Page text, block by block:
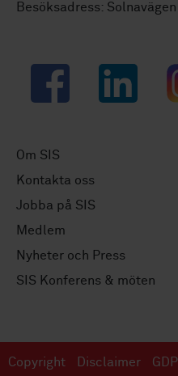
Besöksadress:
Facebook LinkedIn
Om SIS
Kontakta oss
Jobba på SIS
Medlem
Nyheter och Press
SIS Konferens & möten
Copyright Disclaimer